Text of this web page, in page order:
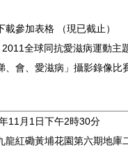
載參加表格 （現已截止）
2011全球同抗愛滋病運動主
、會、愛滋病」攝影錄像比
11月1日下午2時30分
龍紅磡黃埔花園第六期地庫